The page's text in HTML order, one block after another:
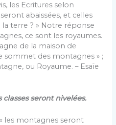
les Ecritures selon
abaissées, et celles
terre ? » Notre réponse
ce sont les royaumes.
de la maison de
sommet des montagnes » ;
ou Royaume. – Esaïe
seront nivelées.
les montagnes seront